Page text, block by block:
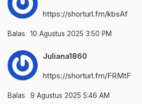
https://shorturl.fm/kbsAf
Balas 10 Agustus 2025 3:50 PM
Juliana1860
https://shorturl.fm/FRMtF
Balas 9 Agustus 2025 5:46 AM